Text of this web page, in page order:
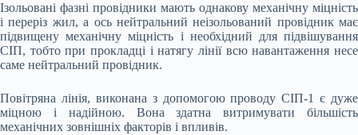
Ізольовані фазні провідники мають однакову механічну міцність
і переріз жил, а ось нейтральний неізольований провідник має
підвищену механічну міцність і необхідний для підвішування
СІП, тобто при прокладці і натягу лінії всю навантаження несе
саме нейтральний провідник.
Повітряна лінія, виконана з допомогою проводу СІП-1 є дуже
міцною і надійною. Вона здатна витримувати більшість
механічних зовнішніх факторів і впливів.